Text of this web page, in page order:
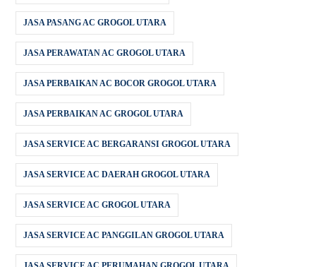
JASA PASANG AC GROGOL UTARA
JASA PERAWATAN AC GROGOL UTARA
JASA PERBAIKAN AC BOCOR GROGOL UTARA
JASA PERBAIKAN AC GROGOL UTARA
JASA SERVICE AC BERGARANSI GROGOL UTARA
JASA SERVICE AC DAERAH GROGOL UTARA
JASA SERVICE AC GROGOL UTARA
JASA SERVICE AC PANGGILAN GROGOL UTARA